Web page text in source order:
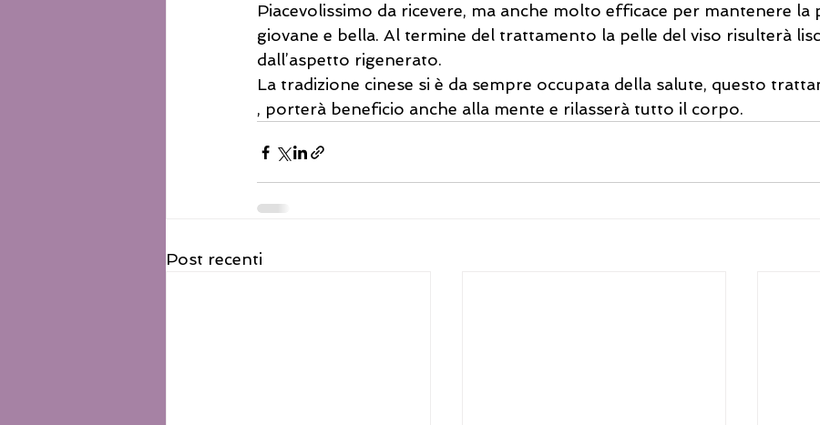
Piacevolissimo da ricevere, ma anche molto efficace per mantenere la
giovane e bella. Al termine del trattamento la pelle del viso risulterà
dall’aspetto rigenerato.
La tradizione cinese si è da sempre occupata della salute, questo
, porterà beneficio anche alla mente e rilasserà tutto il corpo.
Post recenti